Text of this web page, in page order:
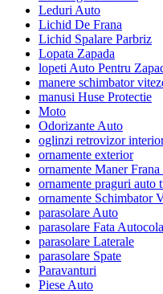
Leduri Auto
Lichid De Frana
Lichid Spalare Parbriz
Lopata Zapada
lopeti Auto Pentru
manere schimbator
manusi Huse Protectie
Moto
Odorizante Auto
oglinzi retrovizor
ornamente exterior
ornamente Maner
ornamente praguri auto
ornamente Schimbator
parasolare Auto
parasolare Fata
parasolare Laterale
parasolare Spate
Paravanturi
Piese Auto